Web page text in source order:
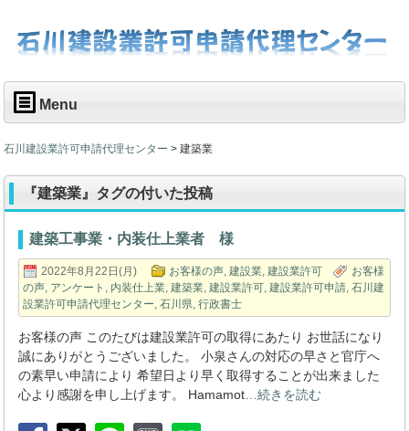
Menu
石川建設業許可申請代理センター >建築業
『建築業』タグの付いた投稿
建築工事業・内装仕上業者 様
2022年8月22日(月) お客様の声 ,建設業 ,建設業許可
お客様
の声 アンケート 内装仕上業 ,建築業 ,建設業許可 ,建設業許可申請 ,石川建
設業許可申請代理センター ,石川県 ,行政書士
お客様の声 このたびは建設業許可の取得にあたり お世話になり
誠にありがとうございました。 小泉さんの対応の早さと官庁へ
の素早い申請により 希望日より早く取得することが出来ました
心より感謝を申し上げます。 Hamamot …続きを読む